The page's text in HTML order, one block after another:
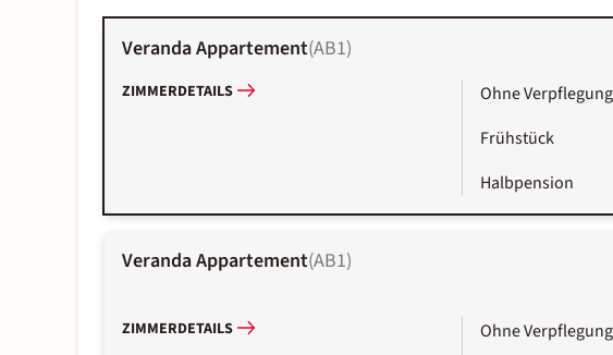
Veranda Appartement(AB1)
ZIMMERDETAILS Ohne Verpflegung
Frühstück
Halbpension
Veranda Appartement(AB1)
ZIMMERDETAILS Ohne Verpflegung